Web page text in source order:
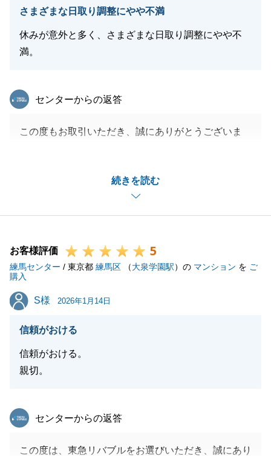
さまざまな日取り調整にやや不満
休みが意外と多く、さまざまな日取り調整にやや不
満。
続きを読む
東急リバブル
センターからの返答
この度もお取引いただき、誠にありがとうございま
にご不便をおかけしましたことを深くお詫び申し上げ
今回はご自宅のお取引ということで、投資物件とはま
新しいお住まいで、どうぞ心安らぐ時間をお過ごしく
ださい。
お客様評価 5
練馬センター / 東京都 練馬区 （大泉学園駅）の マンション を ご
購入
S様
S様 2026年1月14日
信頼がおける
信頼がおける。
親切。
東急リバブル
センターからの返答
この度は、東急リバブルをお選びいただき、誠にあり